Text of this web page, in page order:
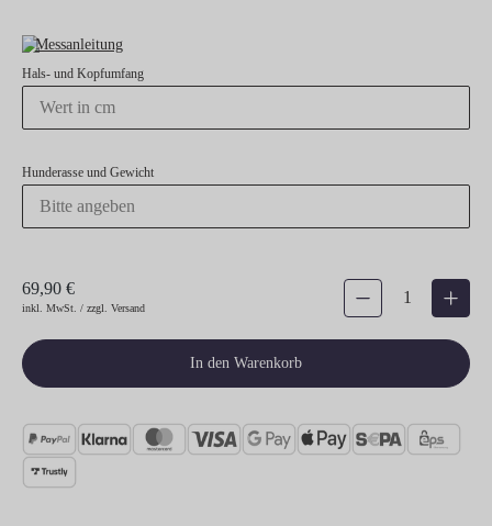
Messanleitung
Hals- und Kopfumfang
Hunderasse und Gewicht
69,90 €
inkl. MwSt. / zzgl. Versand
Produkt Anzahl: Gib den
In den Warenkorb